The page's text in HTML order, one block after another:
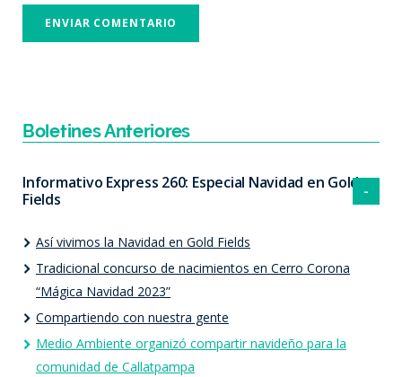
Boletines Anteriores
Informativo Express 260: Especial Navidad en Gold
Fields
Así vivimos la Navidad en Gold Fields
Tradicional concurso de nacimientos en Cerro Corona
“Mágica Navidad 2023”
Compartiendo con nuestra gente
Medio Ambiente organizó compartir navideño para la
comunidad de Callatpampa